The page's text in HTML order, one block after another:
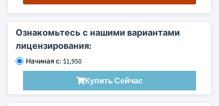
Ознакомьтесь с нашими вариантами
лицензирования:
Начиная с: $1,950
Купить Сейчас